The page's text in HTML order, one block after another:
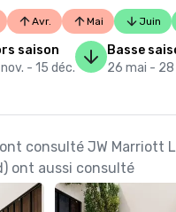
Avr. Mai Juin
saison
- 15 déc.
Basse
26 mai -
consulté JW Marriott
ont aussi consulté